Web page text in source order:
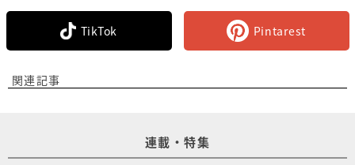
TikTok Pintarest
関連記事
連載・特集